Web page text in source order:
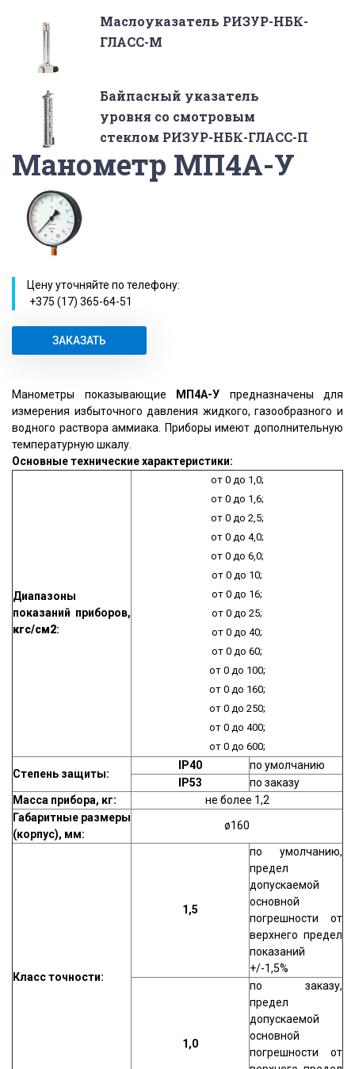
Маслоуказатель РИЗУР-НБК-
ГЛАСС-М
Байпасный указатель
уровня со смотровым
стеклом РИЗУР-НБК-ГЛАСС-П
Манометр МП4А-У
Цену уточняйте по телефону:
+375 (17) 365-64-51
ЗАКАЗАТЬ
Манометры показывающие МП4А-У предназначены для
измерения избыточного давления жидкого, газообразного и
водного раствора аммиака. Приборы имеют дополнительную
температурную шкалу.
Основные технические характеристики:
Диапазоны
показаний приборов,
кгс/см2:
от 0 до 1,0;
от 0 до 1,6;
от 0 до 2,5;
от 0 до 4,0;
от 0 до 6,0;
от 0 до 10;
от 0 до 16;
от 0 до 25;
от 0 до 40;
от 0 до 60;
от 0 до 100;
от 0 до 160;
от 0 до 250;
от 0 до 400;
от 0 до 600;
Степень защиты:
IP40
по умолчанию
IP53
по заказу
Масса прибора, кг:
не более 1,2
Габаритные размеры
(корпус), мм:
ø160
Класс точности:
1,5
по умолчанию,
предел
допускаемой
основной
погрешности от
верхнего предел
показаний
+/-1,5%
1,0
по заказу,
предел
допускаемой
основной
погрешности от